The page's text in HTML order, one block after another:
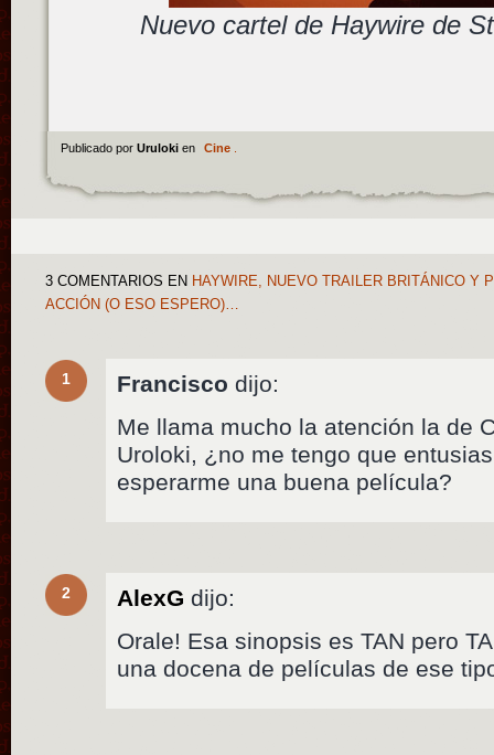
Nuevo cartel de Haywire de
Publicado por Uruloki en Cine.
3 COMENTARIOS EN HAYWIRE, NUEVO TRAILER BRITÁNICO Y
ACCIÓN (O ESO ESPERO)…
1 Francisco dijo:
Me llama mucho la atención la de
Uroloki, ¿no me tengo que
esperarme una buena película?
2 AlexG dijo:
Orale! Esa sinopsis es TAN pero
una docena de películas de ese